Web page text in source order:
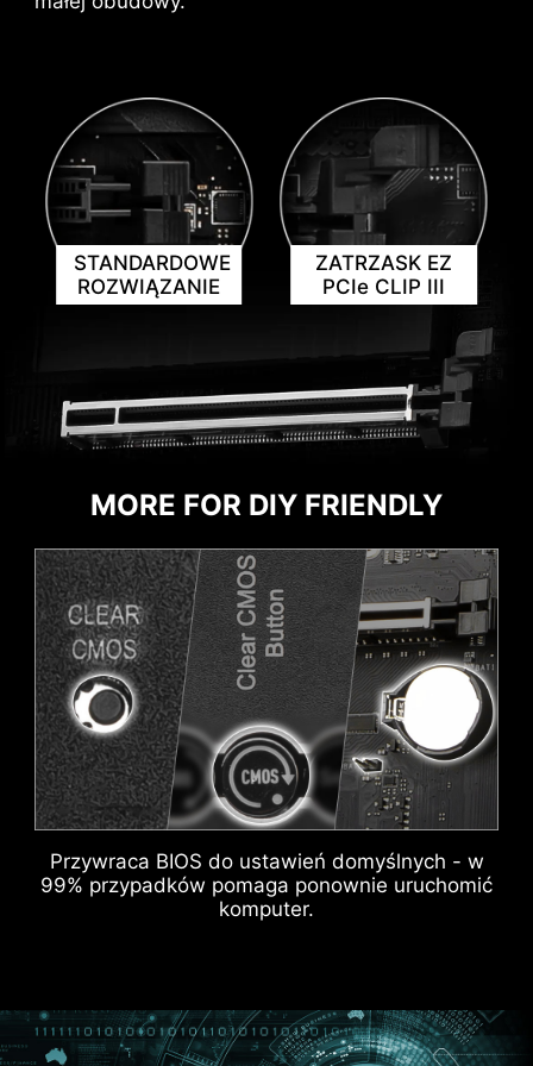
STANDARDOWE
ROZWIĄZANIE
ZATRZASK EZ
PCIe CLIP III
MORE FOR DIY FRIENDLY
Przywraca BIOS do ustawień domyślnych - w
99% przypadków pomaga ponownie uruchomić
komputer.
INFORMACJE DOTYCZĄCE
MOŻLIWYCH KOLIZJI
KOMPONENTÓW
OCHRONNA STREFA
DYSTANSOWA
DODATKOWE ZŁĄCZE
DODATKOWE ZŁĄCZE
INSTALLER
Po podłączeniu do Internetu, aplikacja MSI
ZŁĄCZA W RÓŻNYCH KOLORACH
Aby lepiej rozróżnić złącza pinowe, które
przeznaczone są do różnych celów,
oznaczono je innymi kolorami. I tak, złącze
pompy systemowej i złącza ARGB oznaczono
na biało, 8-pinowe złącze PCIe na szaro.
Dzięki temu użytkownicy mogą dużo bardziej
efektywnie zarządzać kablami.
IDENTYFIKACJA ŹRÓDŁA SYGNAŁU M.2
IDENTYFIKACJA PRĘDKOŚCI USB